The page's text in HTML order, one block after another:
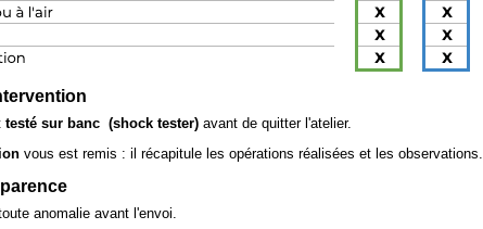
testé sur banc (shock tester) avant de quitter l'atelier.
vous est remis : il récapitule les opérations réalisées et les observations.
anomalie avant l'envoi.